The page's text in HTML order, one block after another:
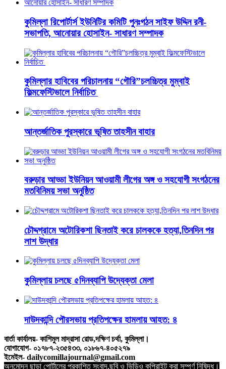
কুমিল্লা রিপোর্টার্স ইউনিটির কমিটি পুনঃগঠন সাইফ উদ্দিন রনী-
সভাপতি, আনোয়ার হোসাইন- সাধারণ সম্পাদক
কুমিল্লার হাবিবের পরিচালনায় “গৌরি”চলচ্চিত্র মুম্বাই
ফিল্মফেস্টিভালে নির্বাচিত
আন্তর্জাতিক পুরস্কারে ভূষিত তাহসীন বাহার
বরুড়ার আড্ডা ইউনিয়ন আওয়ামী লীগের অঙ্গ ও সহযোগী সংগঠনের
মতবিনিময় সভা অনুষ্ঠিত
চৌদ্দগ্রামে অটোরিকশা ছিনতাই করে চালককে হত্যা,তিনদিন পর
লাশ উদ্ধার
কুমিল্লায় চলছে ৫দিনব্যাপি উদ্যেক্তা মেলা
দাউদকান্দি পৌরসভায় প্রতিপক্ষের হামলায় আহত: ৪
বার্তা কার্যালয়- কাশিমুল মাদ্রাসা রোড,দক্ষিণ চর্থা, কুমিল্লা।
যোগাযোগ- ০১৭৮৭-২৩৫৪৩৩, ০১৮৬৭-৪০৫২৭৯
ইমেইল- dailycomillajournal@gmail.com
অনুমোদন ছাড়া পোর্টালের প্রকাশিত সংবাদ,ছবি ও ভিডিও কপিরাইট করা সম্পূর্ণ নিষিদ্ধ।